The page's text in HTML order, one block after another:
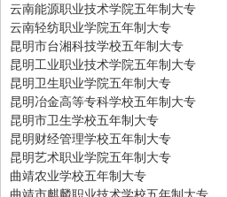
云南能源职业技术学院五年制大专
云南轻纺职业学院五年制大专
昆明市台湘科技学校五年制大专
昆明工业职业技术学院五年制大专
昆明卫生职业学院五年制大专
昆明冶金高等专科学校五年制大专
昆明市卫生学校五年制大专
昆明财经管理学校五年制大专
昆明艺术职业学院五年制大专
曲靖农业学校五年制大专
曲靖市麒麟职业技术学校五年制大专